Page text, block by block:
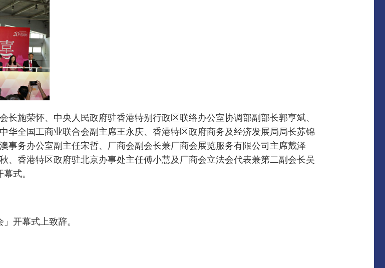
施荣怀、中央人民政府驻香港特别行政区联络办公室协调部副部长郭亨斌、
华全国工商业联合会副主席王永庆、香港特区政府商务及经济发展局局长苏锦
事务办公室副主任宋哲、厂商会副会长兼厂商会展览服务有限公司主席戴泽
、香港特区政府驻北京办事处主任傅小慧及厂商会立法会代表兼第二副会长吴
式。
开幕式上致辞。